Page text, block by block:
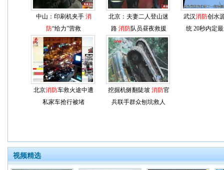
中山：印刷机夹手 消
防“给力”营救
北京：夫妻二人登山迷
路 消防队员昼夜救援
武汉消防创水
统 20秒内定
北京消防车救火途中遭
私家车抢行被堵
挖掘机侧翻陡坡 消防官
兵联手群众刨坑救人
视频精选